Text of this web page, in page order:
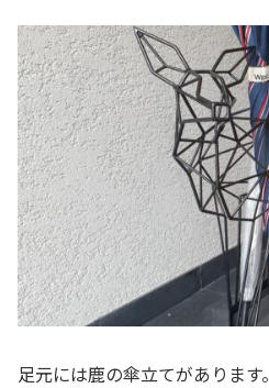
足元には鹿の傘立てがあります。